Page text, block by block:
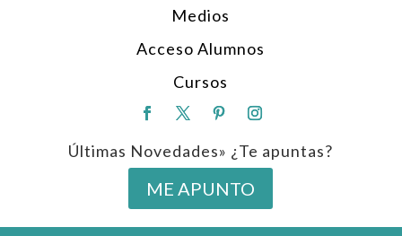
Medios
Acceso Alumnos
Cursos
Últimas Novedades» ¿Te apuntas?
ME APUNTO